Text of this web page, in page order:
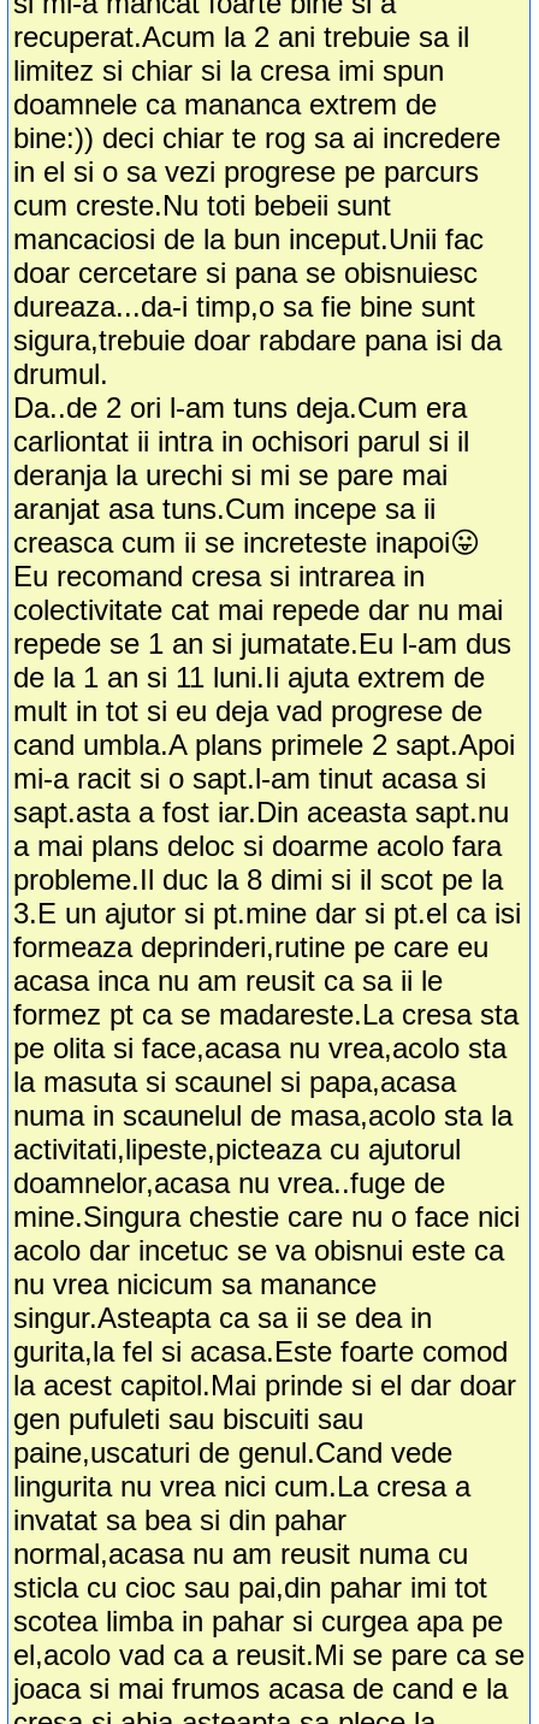
recuperat.Acum la 2 ani trebuie sa il
limitez si chiar si la cresa imi spun
doamnele ca mananca extrem de
bine:)) deci chiar te rog sa ai incredere
in el si o sa vezi progrese pe parcurs
cum creste.Nu toti bebeii sunt
mancaciosi de la bun inceput.Unii fac
doar cercetare si pana se obisnuiesc
dureaza...da-i timp,o sa fie bine sunt
sigura,trebuie doar rabdare pana isi da
drumul.
Da..de 2 ori l-am tuns deja.Cum era
carliontat ii intra in ochisori parul si il
deranja la urechi si mi se pare mai
aranjat asa tuns.Cum incepe sa ii
creasca cum ii se increteste inapoi😛
Eu recomand cresa si intrarea in
colectivitate cat mai repede dar nu mai
repede se 1 an si jumatate.Eu l-am dus
de la 1 an si 11 luni.Ii ajuta extrem de
mult in tot si eu deja vad progrese de
cand umbla.A plans primele 2 sapt.Apoi
mi-a racit si o sapt.l-am tinut acasa si
sapt.asta a fost iar.Din aceasta sapt.nu
a mai plans deloc si doarme acolo fara
probleme.Il duc la 8 dimi si il scot pe la
3.E un ajutor si pt.mine dar si pt.el ca isi
formeaza deprinderi,rutine pe care eu
acasa inca nu am reusit ca sa ii le
formez pt ca se madareste.La cresa sta
pe olita si face,acasa nu vrea,acolo sta
la masuta si scaunel si papa,acasa
numa in scaunelul de masa,acolo sta la
activitati,lipeste,picteaza cu ajutorul
doamnelor,acasa nu vrea..fuge de
mine.Singura chestie care nu o face nici
acolo dar incetuc se va obisnui este ca
nu vrea nicicum sa manance
singur.Asteapta ca sa ii se dea in
gurita,la fel si acasa.Este foarte comod
la acest capitol.Mai prinde si el dar doar
gen pufuleti sau biscuiti sau
paine,uscaturi de genul.Cand vede
lingurita nu vrea nici cum.La cresa a
invatat sa bea si din pahar
normal,acasa nu am reusit numa cu
sticla cu cioc sau pai,din pahar imi tot
scotea limba in pahar si curgea apa pe
el,acolo vad ca a reusit.Mi se pare ca se
joaca si mai frumos acasa de cand e la